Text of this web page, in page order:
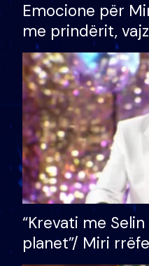
Emocione për
me prindërit,
bashkëshorten:
divorci apo jo?
“Krevati me
planet”/ Miri